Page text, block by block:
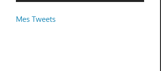
Mes Tweets